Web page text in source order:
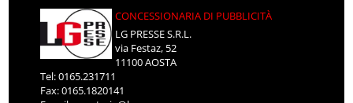
CONCESSIONARIA DI PUBBLICITÀ
LG PRESSE S.R.L.
via Festaz, 52
11100 AOSTA
Tel: 0165.231711
Fax: 0165.1820141